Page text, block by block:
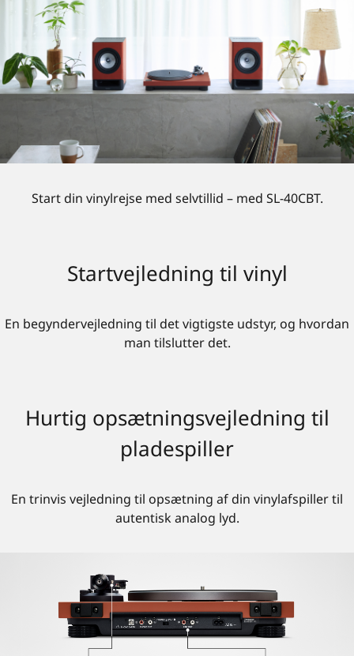
Start din vinylrejse med selvtillid – med SL-40CBT.
Startvejledning til vinyl
En begyndervejledning til det vigtigste udstyr, og hvordan
man tilslutter det.
Hurtig opsætningsvejledning til
pladespiller
En trinvis vejledning til opsætning af din vinylafspiller til
autentisk analog lyd.